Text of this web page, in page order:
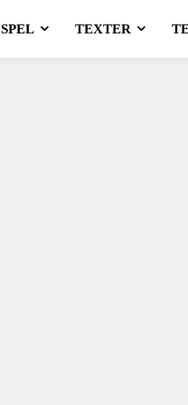
SPEL TEXTER